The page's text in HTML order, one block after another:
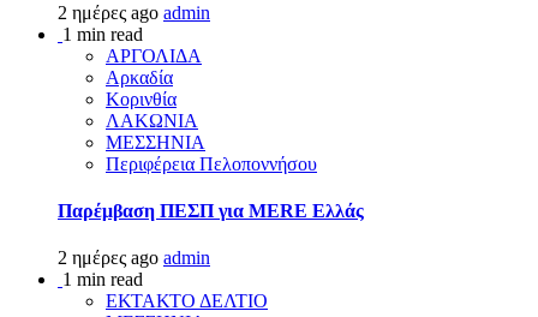
2 ημέρες ago admin
1 min read
ΑΡΓΟΛΙΔΑ
Αρκαδία
Κορινθία
ΛΑΚΩΝΙΑ
ΜΕΣΣΗΝΙΑ
Περιφέρεια Πελοποννήσου
Παρέμβαση ΠΕΣΠ για MERE Ελλάς
2 ημέρες ago admin
1 min read
ΕΚΤΑΚΤΟ ΔΕΛΤΙΟ